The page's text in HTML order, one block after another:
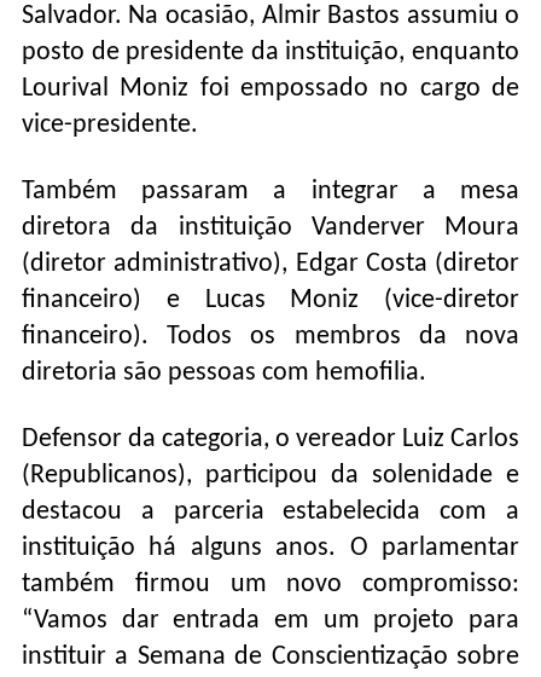
Salvador. Na ocasião, Almir Bastos assumiu o
posto de presidente da instituição, enquanto
Lourival Moniz foi empossado no cargo de
vice-presidente.
Também passaram a integrar a mesa
diretora da instituição Vanderver Moura
(diretor administrativo), Edgar Costa (diretor
financeiro) e Lucas Moniz (vice-diretor
financeiro). Todos os membros da nova
diretoria são pessoas com hemofilia.
Defensor da categoria, o vereador Luiz Carlos
(Republicanos), participou da solenidade e
destacou a parceria estabelecida com a
instituição há alguns anos. O parlamentar
também firmou um novo compromisso:
“Vamos dar entrada em um projeto para
instituir a Semana de Conscientização sobre